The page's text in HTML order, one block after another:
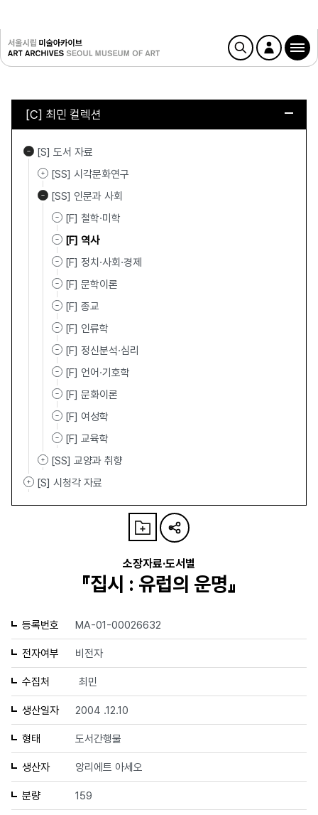
[C] 최민 컬렉션
[S] 도서 자료
[SS] 시각문화연구
[SS] 인문과 사회
[F] 철학·미학
[F] 역사
[F] 정치·사회·경제
[F] 문학이론
[F] 종교
[F] 인류학
[F] 정신분석·심리
[F] 언어·기호학
[F] 문화이론
[F] 여성학
[F] 교육학
[SS] 교양과 취향
[S] 시청각 자료
소장자료·도서별
『집시 : 유럽의 운명』
등록번호 MA-01-00026632
전자여부 비전자
수집처 최민
생산일자 2004 .12.10
형태 도서간행물
생산자 앙리에트 아세오
분량 159